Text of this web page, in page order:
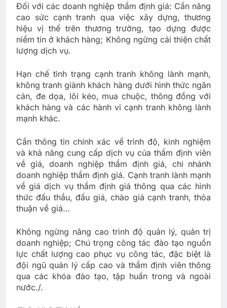
Đối với các doanh nghiệp thẩm định giá: Cần nâng
cao sức cạnh tranh qua việc xây dựng, thương
hiệu vị thế trên thương trường, tạo dựng được
niềm tin ở khách hàng; Không ngừng cải thiện chất
lượng dịch vụ.
Hạn chế tình trạng cạnh tranh không lành mạnh,
không tranh giành khách hàng dưới hình thức ngăn
cản, đe dọa, lôi kéo, mua chuộc, thông đồng với
khách hàng và các hành vi cạnh tranh không lành
mạnh khác.
Cần thông tin chính xác về trình độ, kinh nghiệm
và khả năng cung cấp dịch vụ của thẩm định viên
về giá, doanh nghiệp thẩm định giá, chi nhánh
doanh nghiệp thẩm định giá. Cạnh tranh lành mạnh
về giá dịch vụ thẩm định giá thông qua các hình
thức đấu thầu, đấu giá, chào giá cạnh tranh, thỏa
thuận về giá…
Không ngừng nâng cao trình độ quản lý, quản trị
doanh nghiệp; Chú trọng công tác đào tạo nguồn
lực chất lượng cao phục vụ công tác, đặc biệt là
đội ngũ quản lý cấp cao và thẩm định viên thông
qua các khóa đào tạo, tập huấn trong và ngoài
nước./.